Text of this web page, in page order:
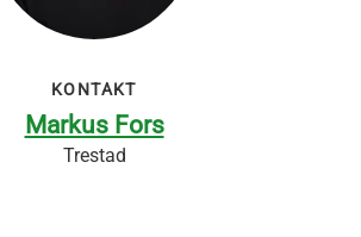
KONTAKT
Markus Fors
Trestad